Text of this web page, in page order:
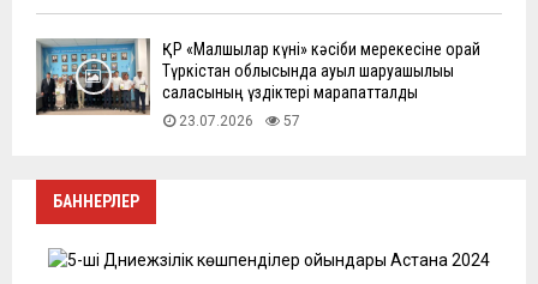
ҚР «Малшылар күні» кәсіби мерекесіне орай
Түркістан облысында ауыл шаруашылығы
саласының үздіктері марапатталды
23.07.2026 57
БАННЕРЛЕР